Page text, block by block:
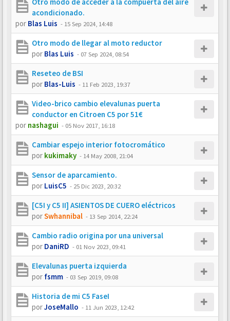
acondicionado.
por Blas Luis - 15 Sep 2024, 14:48
Otro modo de llegar al moto reductor
por Blas Luis - 07 Sep 2024, 08:54
Reseteo de BSI
por Blas-Luis - 11 Feb 2023, 19:37
Video-brico cambio elevalunas puerta
conductor en Citroen C5 por 51€
por nashagui - 05 Nov 2017, 16:18
Cambiar espejo interior fotocromático
por kukimaky - 14 May 2008, 21:04
Sensor de aparcamiento.
por LuisC5 - 25 Dic 2023, 20:32
[C5I y C5 II] ASIENTOS DE CUERO eléctricos
porSwhannibal - 13 Sep 2014, 22:24
Cambio radio origina por una universal
por DaniRD - 01 Nov 2023, 09:41
Elevalunas puerta izquierda
por fsmm - 03 Sep 2019, 09:08
Historia de mi C5 FaseI
porJoseMallo - 11 Jun 2023, 12:42